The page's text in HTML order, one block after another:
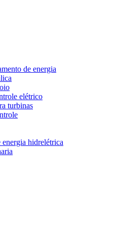
de energia
elétrico
turbinas
hidrelétrica